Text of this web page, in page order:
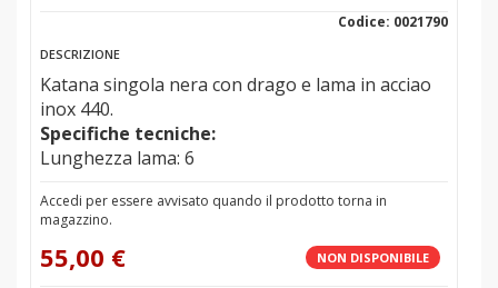
Codice: 0021790
DESCRIZIONE
Katana singola nera con drago e lama in acciao
inox 440.
Specifiche tecniche:
Lunghezza lama: 6
Accedi per essere avvisato quando il prodotto torna in
magazzino.
NON DISPONIBILE
55,00 €